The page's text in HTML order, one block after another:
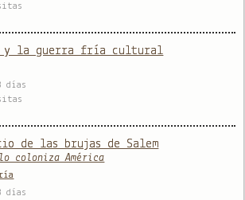
y la guerra fría cultural
días
de las brujas de Salem
coloniza América
días